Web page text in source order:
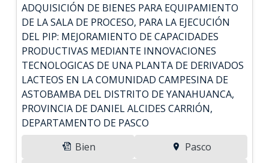
ADQUISICIÓN DE BIENES PARA EQUIPAMIENTO
DE LA SALA DE PROCESO, PARA LA EJECUCIÓN
DEL PIP: MEJORAMIENTO DE CAPACIDADES
PRODUCTIVAS MEDIANTE INNOVACIONES
TECNOLOGICAS DE UNA PLANTA DE DERIVADOS
LACTEOS EN LA COMUNIDAD CAMPESINA DE
ASTOBAMBA DEL DISTRITO DE YANAHUANCA,
PROVINCIA DE DANIEL ALCIDES CARRIÓN,
DEPARTAMENTO DE PASCO
Bien
Pasco